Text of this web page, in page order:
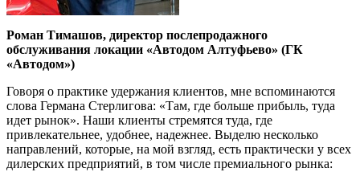
Роман Тимашов, директор послепро­дажного
обслуживания локации «Авто­дом Алтуфьево» (ГК
«Автодом»)
Говоря о практике удержания клиентов, мне вспоминаются
слова Германа Стерли­гова: «Там, где больше прибыль, туда
идет рынок». Наши клиенты стремятся туда, где
привлекательнее, удобнее, надежнее. Выделю несколько
направлений, которые, на мой взгляд, есть практически у всех
дилерских предприятий, в том числе пре­миального рынка: